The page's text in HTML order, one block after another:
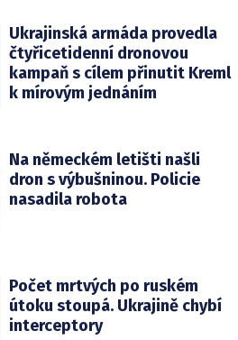
Ukrajinská armáda provedla
čtyřicetidenní dronovou
kampaň s cílem přinutit Kreml
k mírovým jednáním
Na německém letišti našli
dron s výbušninou. Policie
nasadila robota
Počet mrtvých po ruském
útoku stoupá. Ukrajině chybí
interceptory